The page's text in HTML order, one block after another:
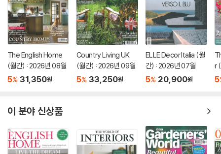
The English Home
(월간) : 2026년 08월
5% 31,350원
Country Living UK
(월간) : 2026년 09월
5% 33,250원
ELLE Decor Italia (월
간) : 2026년 07월
5% 20,900원
r
5
이 분야 신상품